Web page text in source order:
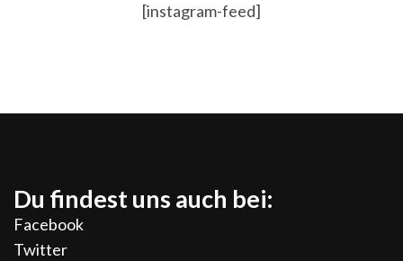
[instagram-feed]
Du findest uns auch bei:
Facebook
Twitter